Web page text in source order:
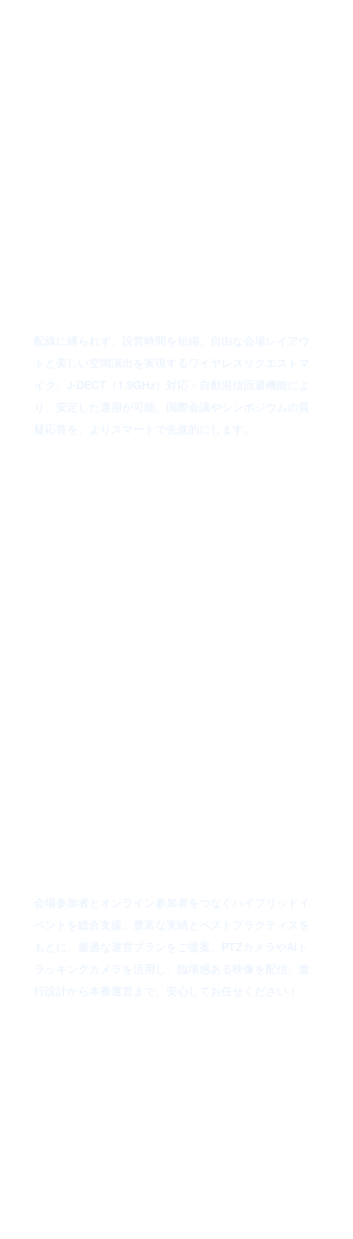
配線に縛られず、設営時間を短縮。自由な会場レイアウ
トと美しい空間演出を実現するワイヤレスリクエストマ
イク。J-DECT（1.9GHz）対応・自動混信回避機能によ
り、安定した運用が可能。国際会議やシンポジウムの質
疑応答を、よりスマートで先進的にします。
会場参加者とオンライン参加者をつなぐハイブリッドイ
ベントを総合支援。豊富な実績とベストプラクティスを
もとに、最適な運営プランをご提案。PTZカメラやAIト
ラッキングカメラを活用し、臨場感ある映像を配信。進
行設計から本番運営まで、安心してお任せください！